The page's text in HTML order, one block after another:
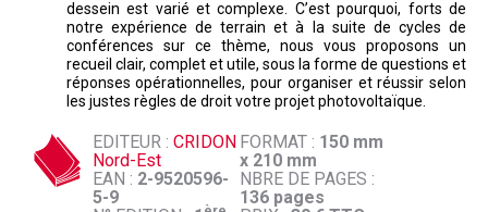
dessein est varié et complexe. C’est pourquoi, forts de
notre expérience de terrain et à la suite de cycles de
conférences sur ce thème, nous vous proposons un
recueil clair, complet et utile, sous la forme de questions et
réponses opérationnelles, pour organiser et réussir selon
les justes règles de droit votre projet photovoltaïque.
EDITEUR :CRIDON
Nord-Est
EAN : 2-9520596-
5-9
FORMAT : 150 mm
x 210 mm
NBRE DE PAGES :
136 pages